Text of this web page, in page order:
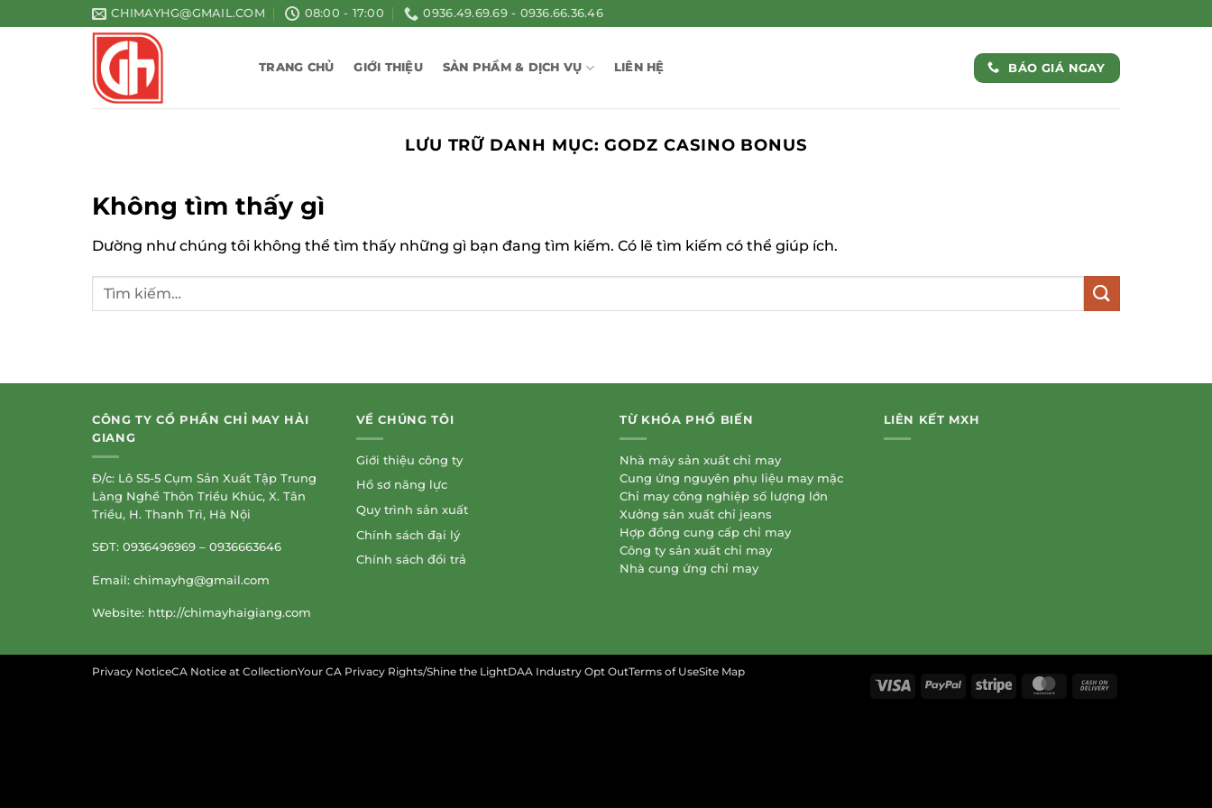
qua
CHIMAYHG@GMAIL.COM 08:00 - 17:00 0936.49.69.69 - 0936.66.36.46
TRANG CHỦ GIỚI THIỆU SẢN PHẨM & DỊCH VỤ LIÊN HỆ BÁO GIÁ NGAY
LƯU TRỮ DANH MỤC:GODZ CASINO BONUS
Không tìm thấy gì
Dường như chúng tôi không thể tìm thấy những gì bạn đang tìm kiếm. Có lẽ tìm kiếm có thể giúp ích.
CÔNG TY CỔ PHẦN CHỈ MAY HẢI
GIANG
Đ/c: Lô S5-5 Cụm Sản Xuất Tập Trung
Làng Nghề Thôn Triều Khúc, X. Tân
Triều, H. Thanh Trì, Hà Nội
SĐT: 0936496969 – 0936663646
Email: chimayhg@gmail.com
Website: http://chimayhaigiang.com
VỀ CHÚNG TÔI
Giới thiệu công ty
Hồ sơ năng lực
Quy trình sản xuất
Chính sách đại lý
Chính sách đổi trả
TỪ KHÓA PHỔ BIẾN
Nhà máy sản xuất chỉ may
Cung ứng nguyên phụ liệu may mặc
Chỉ may công nghiệp số lượng lớn
Xưởng sản xuất chỉ jeans
Hợp đồng cung cấp chỉ may
Công ty sản xuất chỉ may
Nhà cung ứng chỉ may
LIÊN KẾT MXH
Visa PayPal Stripe MasterCard
Privacy NoticeCA Notice at CollectionYour CA Privacy Rights/Shine the LightDAA Industry Opt OutTerms of UseSite Map